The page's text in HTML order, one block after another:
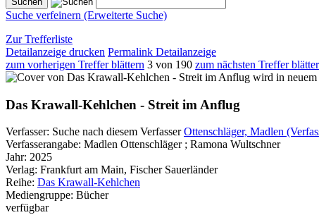
Suche verfeinern (Erweiterte Suche)
Zur Trefferliste
Detailanzeige drucken Permalink Detailanzeige
zum vorherigen Treffer blättern 3 von 190 zum nächsten Treffer
wird in
Das Krawall-Kehlchen - Streit im Anflug
Verfasser: Suche nach diesem Verfasser Ottenschläger, Madlen
Verfasserangabe: Madlen Ottenschläger ; Ramona Wultschner
Jahr: 2025
Verlag: Frankfurt am Main, Fischer Sauerländer
Reihe: Das Krawall-Kehlchen
Mediengruppe: Bücher
verfügbar